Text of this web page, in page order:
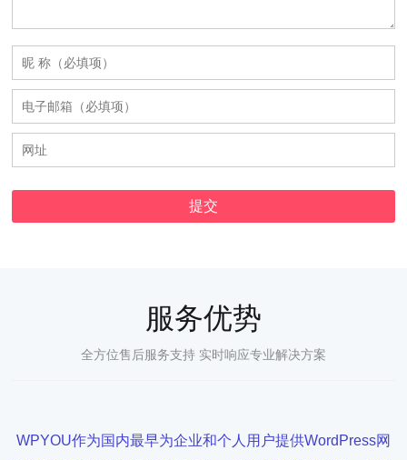
服务优势
全方位售后服务支持 实时响应专业解决方案
WPYOU作为国内最早为企业和个人用户提供WordPress网